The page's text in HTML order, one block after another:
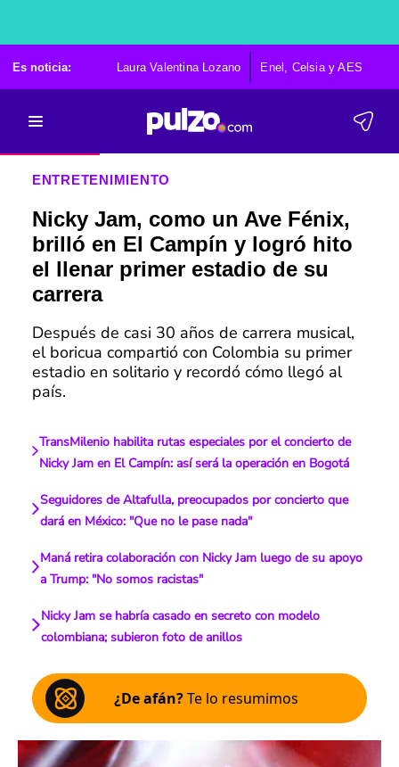
Es noticia: Laura Valentina Lozano Enel, Celsia y AES
ENTRETENIMIENTO
Nicky Jam, como un Ave Fénix,
brilló en El Campín y logró hito
el llenar primer estadio de su
carrera
Después de casi 30 años de carrera musical,
el boricua compartió con Colombia su primer
estadio en solitario y recordó cómo llegó al
país.
TransMilenio habilita rutas especiales por el concierto de
Nicky Jam en El Campín: así será la operación en Bogotá
Seguidores de Altafulla, preocupados por concierto que
dará en México: "Que no le pase nada"
Maná retira colaboración con Nicky Jam luego de su apoyo
a Trump: "No somos racistas"
Nicky Jam se habría casado en secreto con modelo
colombiana; subieron foto de anillos
¿De afán?Te lo resumimos